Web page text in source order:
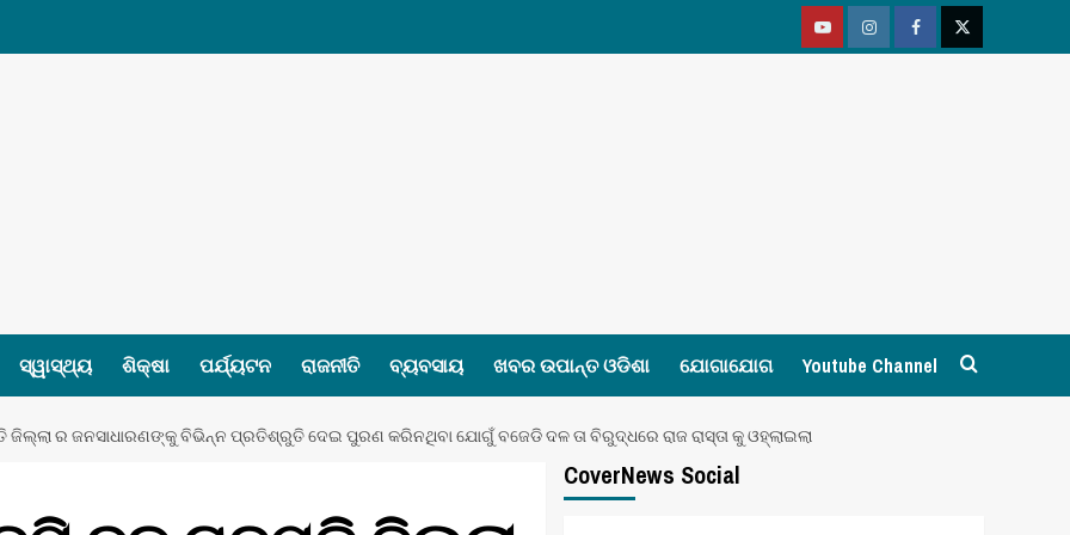
YoutubeVimeoFacebookTwitter
ସ୍ୱାସ୍ଥ୍ୟ ଶିକ୍ଷା ପର୍ଯ୍ୟଟନ ରାଜନୀତି ବ୍ୟବସାୟ ଖବର ଉପାନ୍ତ ଓଡିଶା ଯୋଗାଯୋଗ Youtube Channel
ଜିଲ୍ଲା ର ଜନସାଧାରଣଙ୍କୁ ବିଭିନ୍ନ ପ୍ରତିଶ୍ରୁତି ଦେଇ ପୁରଣ କରିନଥିବା ଯୋଗୁଁ ବଜେଡି ଦଳ ତା ବିରୁଦ୍ଧରେ ରାଜ ରାସ୍ତା କୁ ଓହ୍ଲାଇଲା
CoverNews Social